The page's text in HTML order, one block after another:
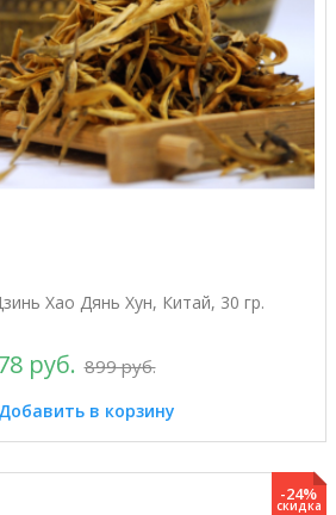
Хао Дянь Хун, Китай, 30 гр.
руб. 899 руб.
Добавить в корзину
-24%
скидка